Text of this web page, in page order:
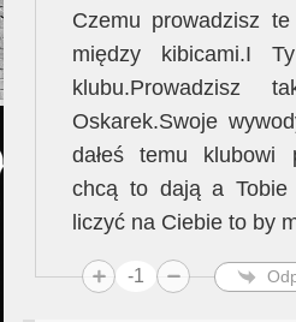
Czemu prowadzisz
między kibicami.I
Oskarek.Swoje
dałeś temu klubowi
chcą to dają a Tobie
liczyć na Ciebie to by
-1